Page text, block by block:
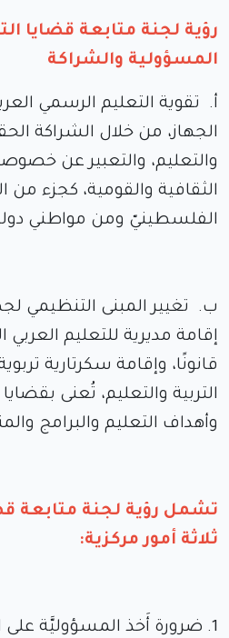
رؤية لجنة متابعة قضايا
المسؤولية والشراكة
أ‌. تقوية التعليم الرسمي
الجهاز، من خلال الشراكة
والتعليم، والتعبير عن
الثقافية والقومية، كجزء
الفلسطينيّ ومن مواطني
ب‌. تغيير المبنى التنظيمي
إقامة مديرية للتعليم
قانونًا، وإقامة سكرتارية
التربية والتعليم، تُعنى
وأهداف التعليم والبرامج
تشمل رؤية لجنة متابعة
ثلاثة أمور مركزية:
1. ضرورة أَخذ المسؤوليَّة